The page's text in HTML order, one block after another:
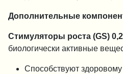
Дополнительные
Стимуляторы роста (GS)
биологически активные
Способствуют здоровому